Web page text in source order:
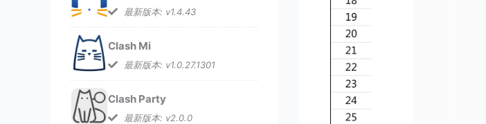
最新版本: v1.4.43
Clash Mi
最新版本: v1.0.27.1301
Clash Party
最新版本: v2.0.0